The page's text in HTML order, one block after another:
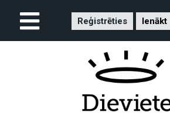
Reģistrēties Ienākt